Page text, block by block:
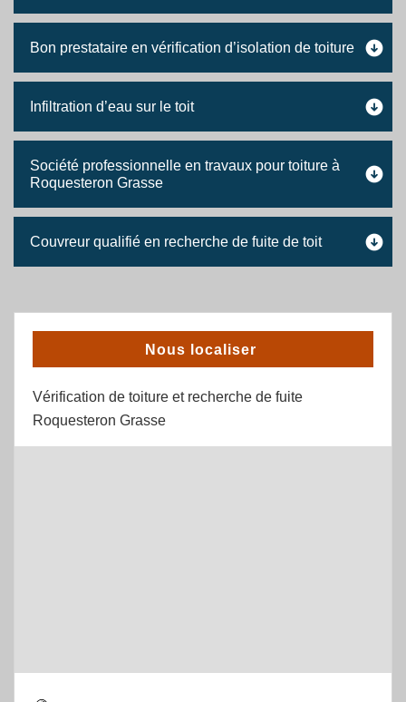
Bon prestataire en vérification d’isolation de toiture
Infiltration d’eau sur le toit
Société professionnelle en travaux pour toiture à
Roquesteron Grasse
Couvreur qualifié en recherche de fuite de toit
Nous localiser
Vérification de toiture et recherche de fuite
Roquesteron Grasse